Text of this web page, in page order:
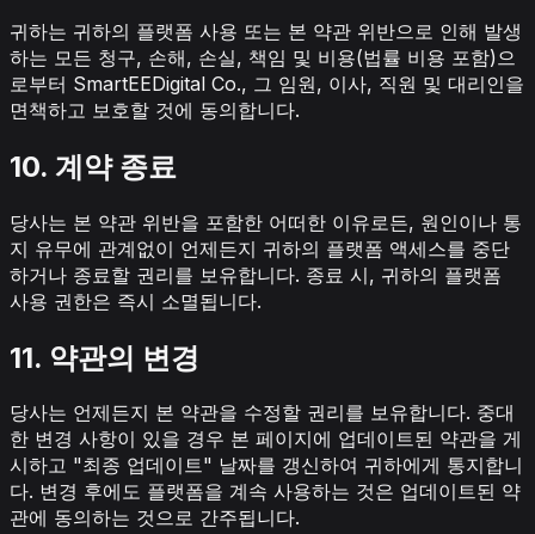
귀하는 귀하의 플랫폼 사용 또는 본 약관 위반으로 인해 발생
하는 모든 청구, 손해, 손실, 책임 및 비용(법률 비용 포함)으
로부터 SmartEEDigital Co., 그 임원, 이사, 직원 및 대리인을
면책하고 보호할 것에 동의합니다.
10. 계약 종료
당사는 본 약관 위반을 포함한 어떠한 이유로든, 원인이나 통
지 유무에 관계없이 언제든지 귀하의 플랫폼 액세스를 중단
하거나 종료할 권리를 보유합니다. 종료 시, 귀하의 플랫폼
사용 권한은 즉시 소멸됩니다.
11. 약관의 변경
당사는 언제든지 본 약관을 수정할 권리를 보유합니다. 중대
한 변경 사항이 있을 경우 본 페이지에 업데이트된 약관을 게
시하고 "최종 업데이트" 날짜를 갱신하여 귀하에게 통지합니
다. 변경 후에도 플랫폼을 계속 사용하는 것은 업데이트된 약
관에 동의하는 것으로 간주됩니다.